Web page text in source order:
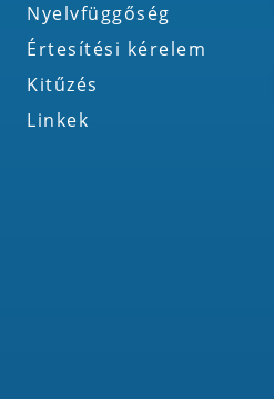
Nyelvfüggőség
Értesítési kérelem
Kitűzés
Linkek